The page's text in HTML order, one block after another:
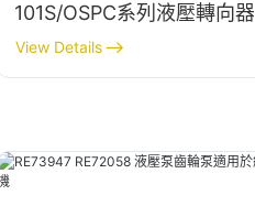
101S/OSPC系列液壓轉向器
View Details